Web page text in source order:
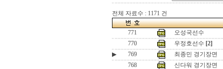
전체 자료수 : 1171 건
771
오성국선수
770
우정호선수 [2]
▶
769
최종민 경기장면
768
신다워 경기장면